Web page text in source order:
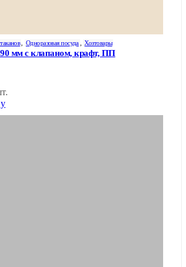
Одноразовая посуда Хозтовары
мм с клапаном, крафт, ПП